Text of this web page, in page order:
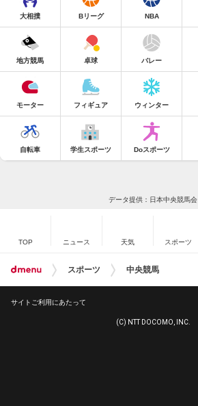
大相撲 Bリーグ NBA
地方競馬 卓球 バレー
モーター フィギュア ウィンター
自転車 学生スポーツ Doスポーツ
データ提供：日本中央競馬会
TOP ニュース 天気 スポーツ
スポーツ 中央競馬
サイトご利用にあたって
(C) NTT DOCOMO, INC.